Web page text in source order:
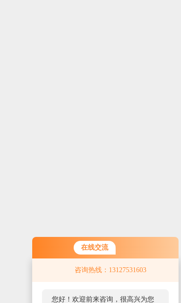
在线交流
咨询热线：13127531603
您好！欢迎前来咨询，很高兴为您